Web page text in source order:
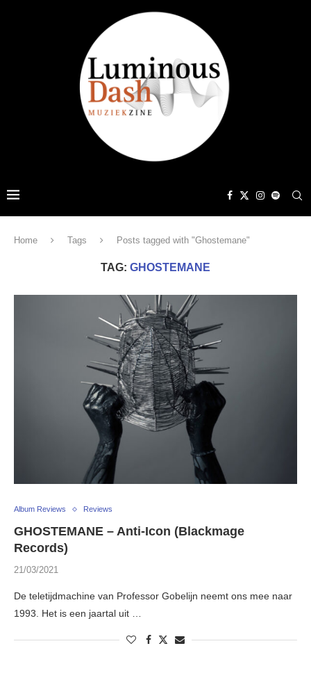
Home Tags Posts tagged with "Ghostemane"
TAG: GHOSTEMANE
Album Reviews Reviews
GHOSTEMANE – Anti-Icon (Blackmage
Records)
21/03/2021
De teletijdmachine van Professor Gobelijn neemt ons mee naar
1993. Het is een jaartal uit …